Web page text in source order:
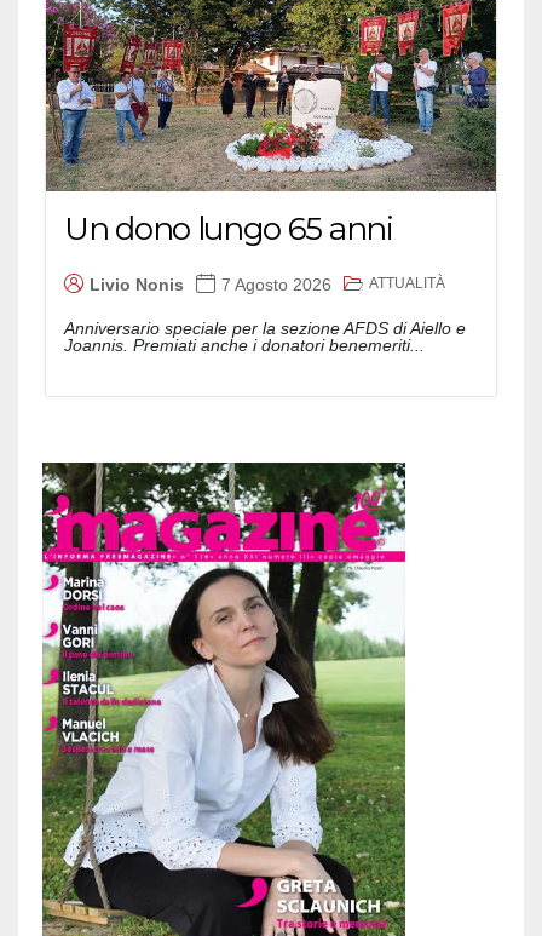
Un dono lungo 65 anni
Livio Nonis 7 Agosto 2026 ATTUALITÀ
Anniversario speciale per la sezione AFDS di Aiello e
Joannis. Premiati anche i donatori benemeriti...